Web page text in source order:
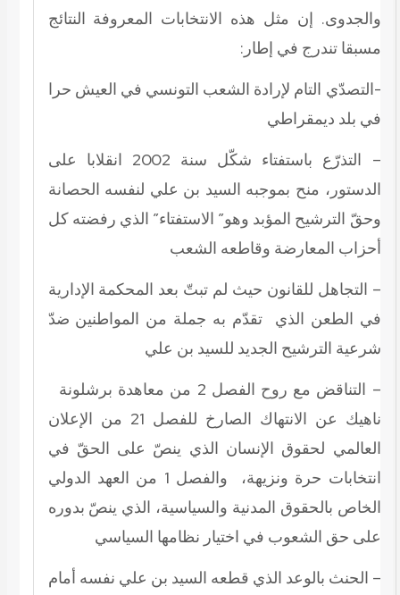
والجدوى. إن مثل هذه الانتخابات المعروفة النتائج
مسبقا تندرج في إطار:
-التصدّي التام لإرادة الشعب التونسي في العيش حرا
في بلد ديمقراطي
– التذرّع باستفتاء شكّل سنة 2002 انقلابا على
الدستور، منح بموجبه السيد بن علي لنفسه الحصانة
وحقّ الترشيح المؤبد وهو” الاستفتاء” الذي رفضته كل
أحزاب المعارضة وقاطعه الشعب
– التجاهل للقانون حيث لم تبتّ بعد المحكمة الإدارية
في الطعن الذي تقدّم به جملة من المواطنين ضدّ
شرعية الترشيح الجديد للسيد بن علي
– التناقض مع روح الفصل 2 من معاهدة برشلونة
ناهيك عن الانتهاك الصارخ للفصل 21 من الإعلان
العالمي لحقوق الإنسان الذي ينصّ على الحقّ في
انتخابات حرة ونزيهة، والفصل 1 من العهد الدولي
الخاص بالحقوق المدنية والسياسية، الذي ينصّ بدوره
على حق الشعوب في اختيار نظامها السياسي
– الحنث بالوعد الذي قطعه السيد بن علي نفسه أمام